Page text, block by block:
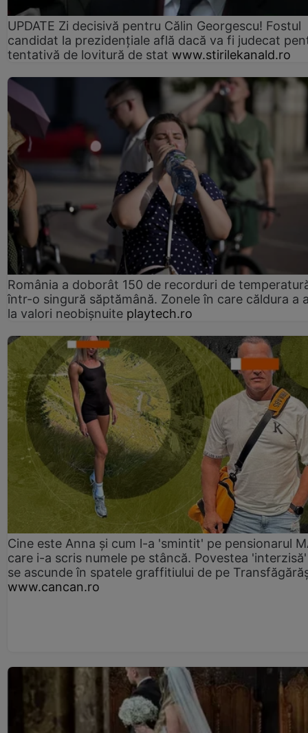
UPDATE Zi decisivă pentru Călin Georgescu! Fostul
candidat la prezidențiale află dacă va fi judecat
tentativă de lovitură de stat www.stirilekanald.ro
România a doborât 150 de recorduri de
într-o singură săptămână. Zonele în care căldura a
la valori neobișnuite playtech.ro
Cine este Anna și cum l-a 'smintit' pe pensionarul
care i-a scris numele pe stâncă. Povestea
se ascunde în spatele graffitiului de pe
www.cancan.ro